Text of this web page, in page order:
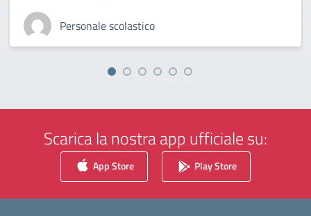
Personale scolastico
Scarica la nostra app ufficiale su:
App Store Play Store